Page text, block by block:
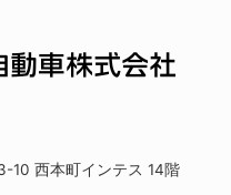
10 西本町インテス 14階